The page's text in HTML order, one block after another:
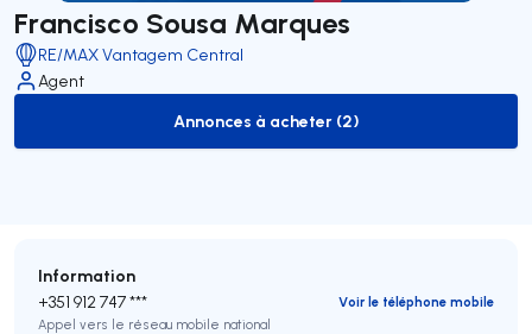
Francisco Sousa Marques
RE/MAX Vantagem Central
Agent
to-buy-listing
Annonces à acheter (2)
Information
+351 912 747 ***
Voir le téléphone mobile
Appel vers le réseau mobile national